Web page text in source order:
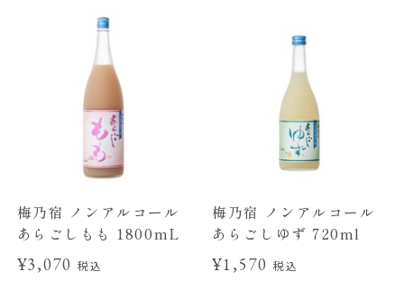
梅乃宿 ノンアルコール
あらごしもも 1800mL
¥3,070税込
梅乃宿 ノンアルコール
あらごしゆず 720ml
¥1,570 税込